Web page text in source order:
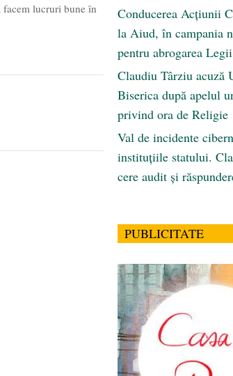
lucruri bune în
Conducerea Acțiunii
la Aiud, în campania
pentru abrogarea
Claudiu Târziu acuză
Biserica după apelul
privind ora de Religie
Val de incidente
instituțiile statului.
cere audit și
PUBLICITATE